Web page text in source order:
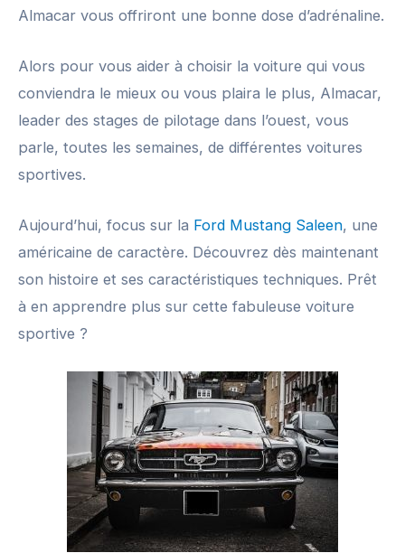
Almacar vous offriront une bonne dose d’adrénaline.
Alors pour vous aider à choisir la voiture qui vous
conviendra le mieux ou vous plaira le plus, Almacar,
leader des stages de pilotage dans l’ouest, vous
parle, toutes les semaines, de différentes voitures
sportives.
Aujourd’hui, focus sur la Ford Mustang Saleen, une
américaine de caractère. Découvrez dès maintenant
son histoire et ses caractéristiques techniques. Prêt
à en apprendre plus sur cette fabuleuse voiture
sportive ?